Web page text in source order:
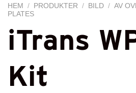
HEM / PRODUKTER / BILD / AV
PLATES
iTrans
Kit